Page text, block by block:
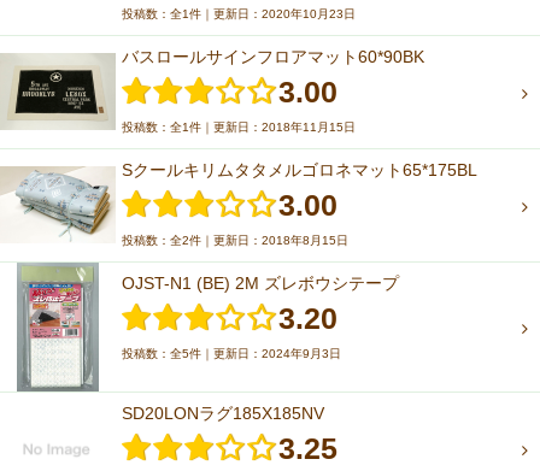
投稿数：全1件｜更新日：2020年10月23日
バスロールサインフロアマット60*90BK
3.00
投稿数：全1件｜更新日：2018年11月15日
Sクールキリムタタメルゴロネマット65*175BL
3.00
投稿数：全2件｜更新日：2018年8月15日
OJST-N1 (BE) 2M ズレボウシテープ
3.20
投稿数：全5件｜更新日：2024年9月3日
SD20LONラグ185X185NV
3.25